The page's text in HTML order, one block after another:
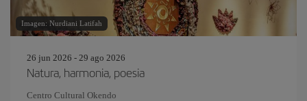
Imagen: Nurdiani Latifah
26 jun 2026 - 29 ago 2026
Natura, harmonia, poesia
Centro Cultural Okendo